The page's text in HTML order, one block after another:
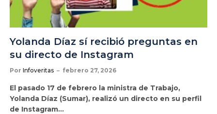
Yolanda Díaz sí recibió preguntas en
su directo de Instagram
Por Infoveritas febrero 27, 2026
El pasado 17 de febrero la ministra de Trabajo,
Yolanda Díaz (Sumar), realizó un directo en su perfil
de Instagram…